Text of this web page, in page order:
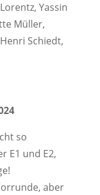
Yassin
Müller,
Schiedt,
so
E1 und E2,
aber